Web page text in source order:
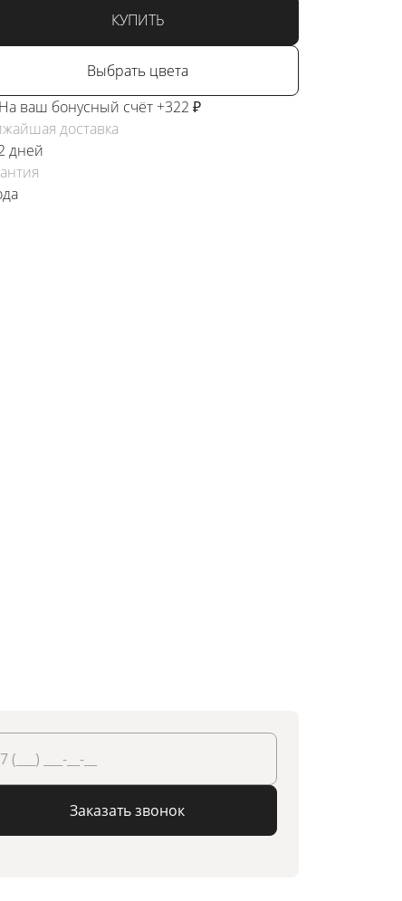
КУПИТЬ
Выбрать цвета
На ваш бонусный счёт +322 ₽
доставка
дней
Заказать звонок